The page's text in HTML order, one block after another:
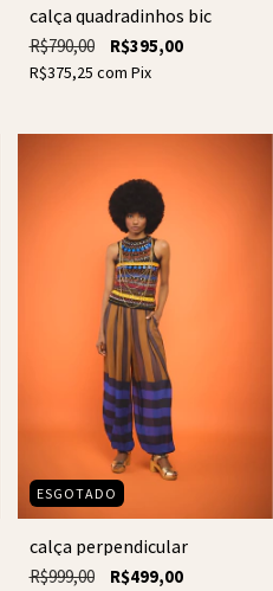
calça quadradinhos bic
R$790,00 R$395,00
R$375,25 com Pix
ESGOTADO
calça perpendicular
R$999,00 R$499,00